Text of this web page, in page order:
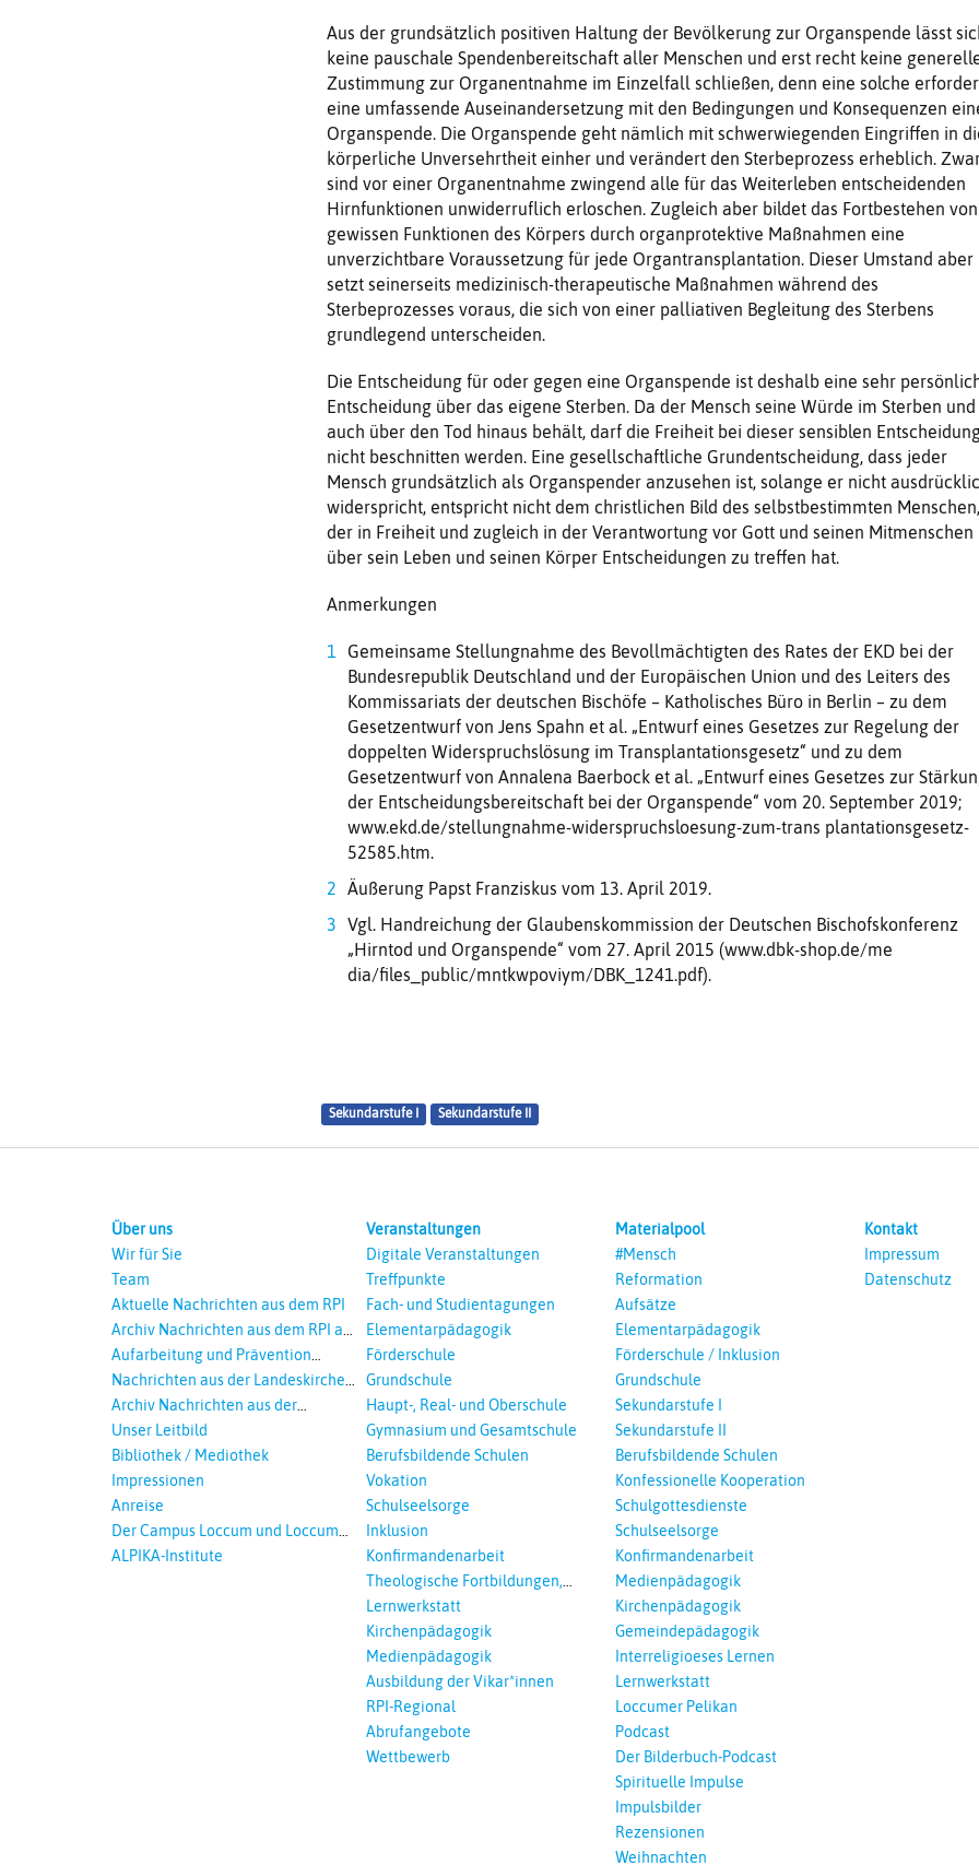
Aus der grundsätzlich positiven Haltung der Bevölkerung zur Organspende lässt
keine pauschale Spendenbereitschaft aller Menschen und erst recht keine
Zustimmung zur Organentnahme im Einzelfall schließen, denn eine solche
eine umfassende Auseinandersetzung mit den Bedingungen und Konsequenzen
Organspende. Die Organspende geht nämlich mit schwerwiegenden Eingriffen in
körperliche Unversehrtheit einher und verändert den Sterbeprozess erheblich.
sind vor einer Organentnahme zwingend alle für das Weiterleben entscheidenden
Hirnfunktionen unwiderruflich erloschen. Zugleich aber bildet das Fortbestehen von
gewissen Funktionen des Körpers durch organprotektive Maßnahmen eine
unverzichtbare Voraussetzung für jede Organtransplantation. Dieser Umstand aber
setzt seinerseits medizinisch-therapeutische Maßnahmen während des
Sterbeprozesses voraus, die sich von einer palliativen Begleitung des Sterbens
grundlegend unterscheiden.
Die Entscheidung für oder gegen eine Organspende ist deshalb eine sehr
Entscheidung über das eigene Sterben. Da der Mensch seine Würde im Sterben und
auch über den Tod hinaus behält, darf die Freiheit bei dieser sensiblen
nicht beschnitten werden. Eine gesellschaftliche Grundentscheidung, dass jeder
Mensch grundsätzlich als Organspender anzusehen ist, solange er nicht
widerspricht, entspricht nicht dem christlichen Bild des selbstbestimmten Menschen,
der in Freiheit und zugleich in der Verantwortung vor Gott und seinen Mitmenschen
über sein Leben und seinen Körper Entscheidungen zu treffen hat.
Anmerkungen
Gemeinsame Stellungnahme des Bevollmächtigten des Rates der EKD bei der
Bundesrepublik Deutschland und der Europäischen Union und des Leiters des
Kommissariats der deutschen Bischöfe – Katholisches Büro in Berlin – zu dem
Gesetzentwurf von Jens Spahn et al. „Entwurf eines Gesetzes zur Regelung der
doppelten Widerspruchslösung im Transplantationsgesetz“ und zu dem
Gesetzentwurf von Annalena Baerbock et al. „Entwurf eines Gesetzes zur
der Entscheidungsbereitschaft bei der Organspende“ vom 20. September 2019;
www.ekd.de/stellungnahme-widerspruchsloesung-zum-trans plantationsgesetz-
52585.htm.
Äußerung Papst Franziskus vom 13. April 2019.
Vgl. Handreichung der Glaubenskommission der Deutschen Bischofskonferenz
„Hirntod und Organspende“ vom 27. April 2015 (www.dbk-shop.de/me
dia/files_public/mntkwpoviym/DBK_1241.pdf).
Sekundarstufe I Sekundarstufe II
Über uns
Wir für Sie
Team
Aktuelle Nachrichten aus dem RPI
Archiv Nachrichten aus dem RPI ab
2018
Aufarbeitung und Prävention
sexualisierte Gewalt - Landeskirche
Nachrichten aus der Landeskirche
Hannovers
Archiv Nachrichten aus der
Landeskirche in Auswahl
Unser Leitbild
Bibliothek / Mediothek
Impressionen
Anreise
Der Campus Loccum und Loccumer
Einrichtungen
ALPIKA-Institute
Veranstaltungen
Digitale Veranstaltungen
Treffpunkte
Fach- und Studientagungen
Elementarpädagogik
Förderschule
Grundschule
Haupt-, Real- und Oberschule
Gymnasium und Gesamtschule
Berufsbildende Schulen
Vokation
Schulseelsorge
Inklusion
Konfirmandenarbeit
Theologische Fortbildungen,
Ökumenisches und Interreligöses
Lernwerkstatt
Kirchenpädagogik
Medienpädagogik
Ausbildung der Vikar*innen
RPI-Regional
Abrufangebote
Wettbewerb
Materialpool
#Mensch
Reformation
Aufsätze
Elementarpädagogik
Förderschule / Inklusion
Grundschule
Sekundarstufe I
Sekundarstufe II
Berufsbildende Schulen
Konfessionelle Kooperation
Schulgottesdienste
Schulseelsorge
Konfirmandenarbeit
Medienpädagogik
Kirchenpädagogik
Gemeindepädagogik
Interreligioeses Lernen
Lernwerkstatt
Loccumer Pelikan
Podcast
Der Bilderbuch-Podcast
Spirituelle Impulse
Impulsbilder
Rezensionen
Weihnachten
Kontakt
Impressum
Datenschutz